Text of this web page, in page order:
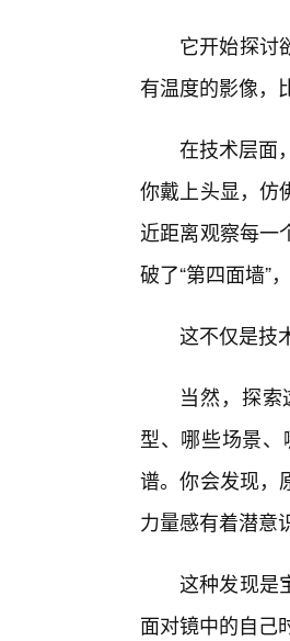
它开始探讨
有温度的影像，
在技术层面
你戴上头显，仿
近距离观察每一
破了“第四面墙”
这不仅是技
当然，探
型、哪些场景
谱。你会发现，
力量感有着潜意
这种发现是
面对镜中的自己